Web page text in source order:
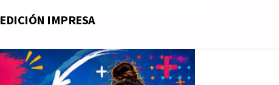
EDICIÓN IMPRESA